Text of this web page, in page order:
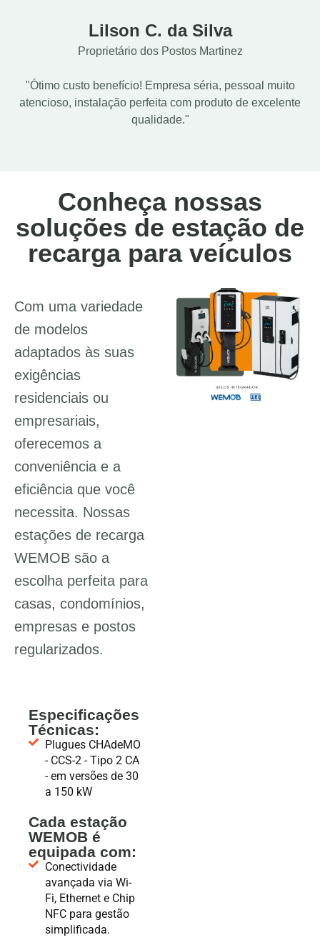
Lilson C. da Silva
Proprietário dos Postos Martinez
"Ótimo custo benefício! Empresa séria, pessoal muito
atencioso, instalação perfeita com produto de excelente
qualidade."
Conheça nossas
soluções de estação de
recarga para veículos
Com uma variedade
de modelos
adaptados às suas
exigências
residenciais ou
empresariais,
oferecemos a
conveniência e a
eficiência que você
necessita. Nossas
estações de recarga
WEMOB são a
escolha perfeita para
casas, condomínios,
empresas e postos
regularizados.
Especificações
Técnicas:
Plugues CHAdeMO
- CCS-2 - Tipo 2 CA
- em versões de 30
a 150 kW
Cada estação
WEMOB é
equipada com:
Conectividade
avançada via Wi-
Fi, Ethernet e Chip
NFC para gestão
simplificada.